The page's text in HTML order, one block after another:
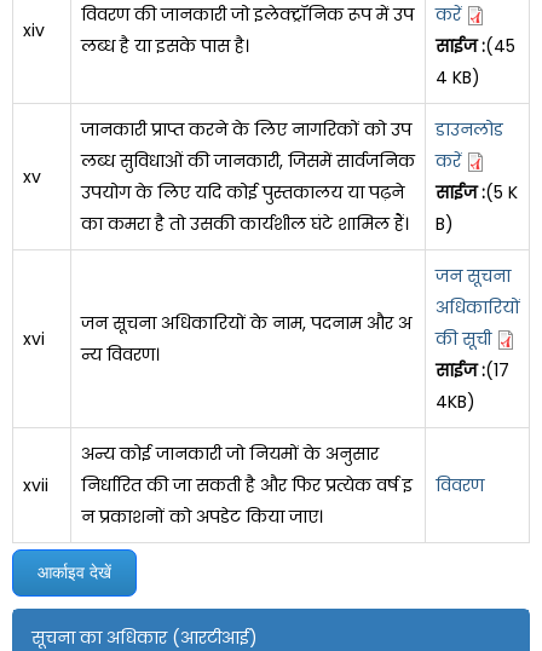
सूचना का अधिकार (आरटीआई)
xiv
विवरण की जानकारी जो इलेक्ट्रॉनिक रूप में उप
लब्ध है या इसके पास है।
करें
साईज :(45
4 KB)
xv
जानकारी प्राप्त करने के लिए नागरिकों को उप
लब्ध सुविधाओं की जानकारी, जिसमें सार्वजनिक
उपयोग के लिए यदि कोई पुस्तकालय या पढ़ने
का कमरा है तो उसकी कार्यशील घंटे शामिल हैं।
डाउनलोड
करें
साईज :(5 K
B)
xvi
जन सूचना अधिकारियों के नाम, पदनाम और अ
न्य विवरण।
जन सूचना
अधिकारियों
की सूची
साईज :(17
4KB)
xvii
अन्य कोई जानकारी जो नियमों के अनुसार
निर्धारित की जा सकती है और फिर प्रत्येक वर्ष इ
न प्रकाशनों को अपडेट किया जाए।
विवरण
आर्काइव देखें